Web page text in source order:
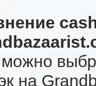
можно
на